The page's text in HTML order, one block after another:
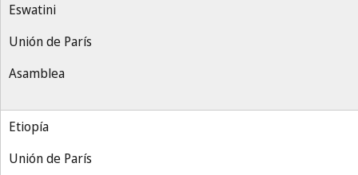
Eswatini
Unión de París
Asamblea
Etiopía
Unión de París